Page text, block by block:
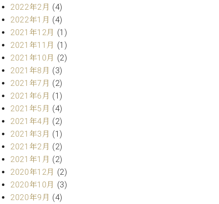
ィ
ジ
ョ
ン
C.BECHSTEIN
Digital(ベ
ヒ
シ
ュ
タ
イ
ン
デ
ジ
タ
ル)
介
展示
情報
【ユ
ーロ
ピア
ノ特
選中
古】
ベ
ン
ト
情
報
八
子
工
2022年2月 (4)
2022年1月 (4)
2021年12月 (1)
2021年11月 (1)
2021年10月 (2)
2021年8月 (3)
2021年7月 (2)
2021年6月 (1)
2021年5月 (4)
2021年4月 (2)
2021年3月 (1)
2021年2月 (2)
2021年1月 (2)
2020年12月 (2)
2020年10月 (3)
2020年9月 (4)